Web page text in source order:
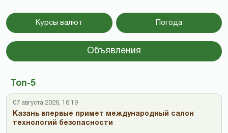
Курсы валют Погода
Объявления
Топ-5
07 августа 2026, 16:19
Казань впервые примет международный салон
технологий безопасности